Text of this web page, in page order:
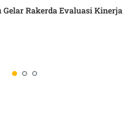
Rakerda Evaluasi Kinerja